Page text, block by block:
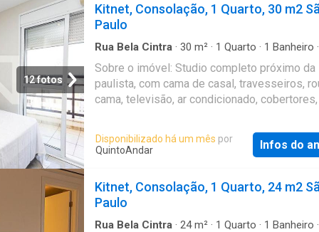
12 fotos
Kitnet, Consolação, 1 Quarto, 30 m2
Paulo
Rua Bela Cintra · 30 m² · 1 Quarto · 1 Banheiro ·
Sobre o imóvel: Studio completo próximo da
paulista, com cama de casal, travesseiros,
cama, televisão, ar condicionado,
cooktop, geladeira. Completo e pronto para
Valores: - Aluguel: R$ 2715 - Condomínio:
IPTU: R$ 0 Que tal agendar uma visita? Entre
mensagem por e-mail e WhatsApp com os
passos. Seu imóvel sem burocracia O
revolucionou o jeito de alugar e comprar
Disponibilizado há um mês por
QuintoAndar
Infos do
Kitnet, Consolação, 1 Quarto, 24 m2
Paulo
Rua Bela Cintra · 24m² · 1 Quarto · 1 Banheiro ·